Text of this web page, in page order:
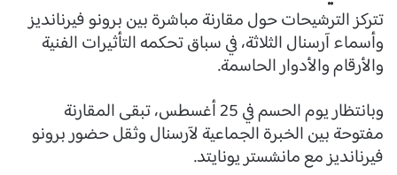
تتركز الترشيحات حول مقارنة مباشرة بين برونو فيرنانديز
وأسماء آرسنال الثلاثة، في سباق تحكمه التأثيرات الفنية
والأرقام والأدوار الحاسمة.
وبانتظار يوم الحسم في 25 أغسطس، تبقى المقارنة
مفتوحة بين الخبرة الجماعية لآرسنال وثقل حضور برونو
فيرنانديز مع مانشستر يونايتد.